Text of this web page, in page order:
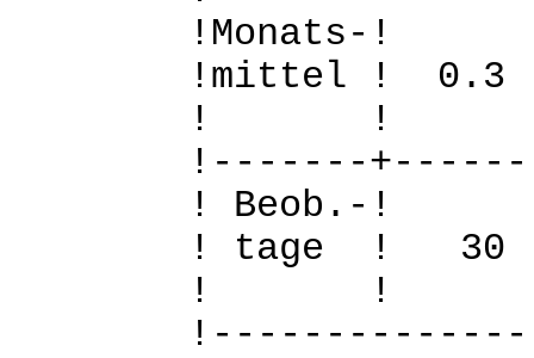
!mittel !
!
!-------
!
! tage !
!